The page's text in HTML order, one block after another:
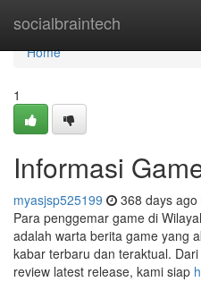
socialbraintech
Home
Home
1
Informasi
myasjsp525199 368 days ago
Para penggemar game di
adalah warta berita game yang
kabar terbaru dan teraktual.
review latest release, kami siap